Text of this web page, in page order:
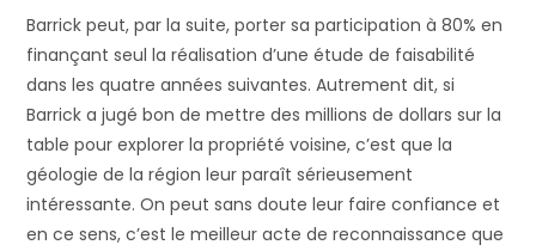
Barrick peut, par la suite, porter sa participation à 80% en
finançant seul la réalisation d’une étude de faisabilité
dans les quatre années suivantes. Autrement dit, si
Barrick a jugé bon de mettre des millions de dollars sur la
table pour explorer la propriété voisine, c’est que la
géologie de la région leur paraît sérieusement
intéressante. On peut sans doute leur faire confiance et
en ce sens, c’est le meilleur acte de reconnaissance que